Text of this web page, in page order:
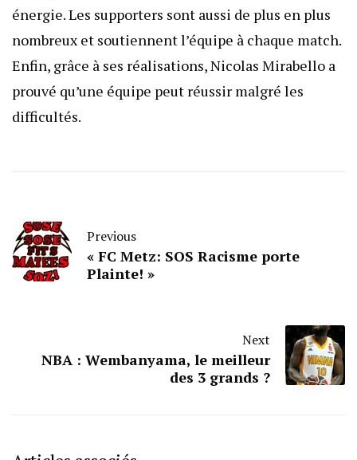
énergie. Les supporters sont aussi de plus en plus
nombreux et soutiennent l’équipe à chaque match.
Enfin, grâce à ses réalisations, Nicolas Mirabello a
prouvé qu’une équipe peut réussir malgré les
difficultés.
Previous
« FC Metz: SOS Racisme porte
Plainte! »
Next
NBA : Wembanyama, le meilleur
des 3 grands ?